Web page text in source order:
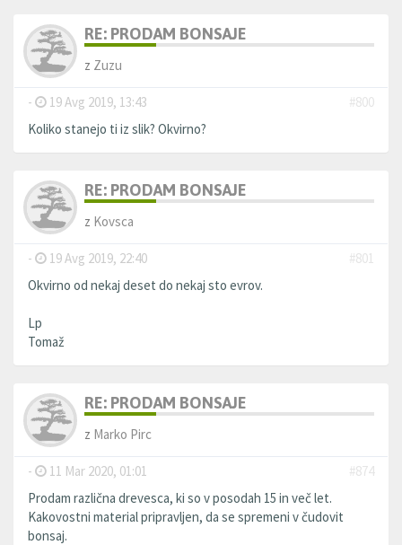
RE: PRODAM BONSAJE
z Zuzu
- 19 Avg 2019, 13:43
#800
Koliko stanejo ti iz slik? Okvirno?
RE: PRODAM BONSAJE
z Kovsca
- 19 Avg 2019, 22:40
#801
Okvirno od nekaj deset do nekaj sto evrov.
Lp
Tomaž
RE: PRODAM BONSAJE
z Marko Pirc
- 11 Mar 2020, 01:01
#874
Prodam različna drevesca, ki so v posodah 15 in več let.
Kakovostni material pripravljen, da se spremeni v čudovit
bonsaj.